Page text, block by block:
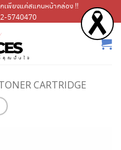
เพียงแค่สแกนหน้ากล่อง !!
5740470
CARTRIDGE